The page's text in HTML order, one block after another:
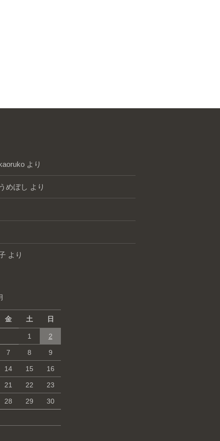
より
めぼし より
より
金 土 日
1 2
7 8 9
14 15 16
21 22 23
28 29 30